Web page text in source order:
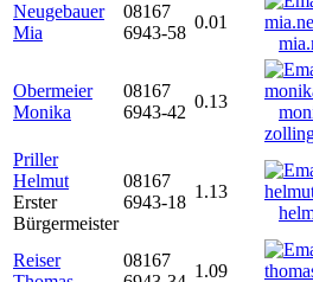
Neugebauer
Mia
08167
6943-58
0.01
Obermeier
Monika
08167
6943-42
0.13
Priller
Helmut
Erster
Bürgermeister
08167
6943-18
1.13
Reiser
08167
1.09